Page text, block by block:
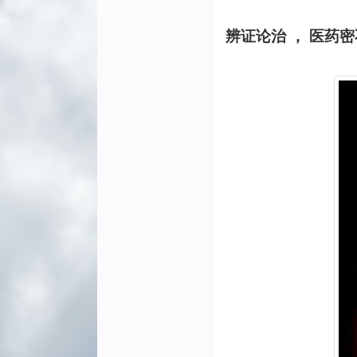
辨证论治 ， 医药